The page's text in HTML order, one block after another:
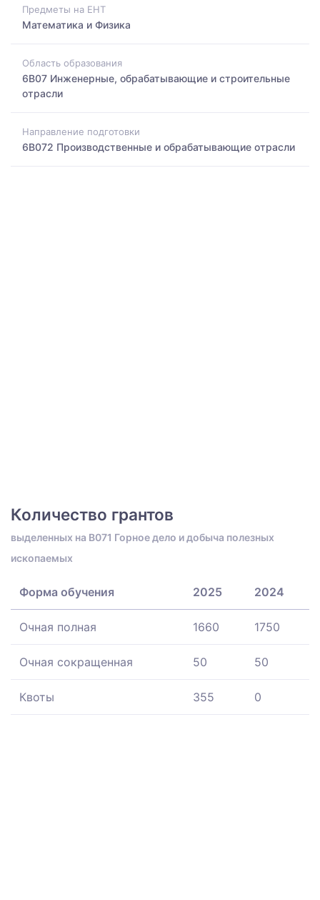
Предметы на ЕНТ
Математика и Физика
Область образования
6B07 Инженерные, обрабатывающие и строительные
отрасли
Направление подготовки
6B072 Производственные и обрабатывающие отрасли
Количество грантов
выделенных на B071 Горное дело и добыча полезных
ископаемых
Форма обучения 2025 2024
Очная полная 1660 1750
Очная сокращенная 50 50
Квоты 355 0